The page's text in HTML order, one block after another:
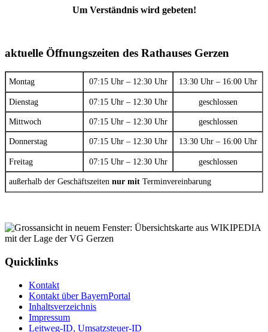
Um Verständnis wird gebeten!
aktuelle Öffnungszeiten des Rathauses Gerzen
Montag 07:15 Uhr – 12:30 Uhr 13:30 Uhr – 16:00 Uhr
Dienstag 07:15 Uhr – 12:30 Uhr geschlossen
Mittwoch 07:15 Uhr – 12:30 Uhr geschlossen
Donnerstag 07:15 Uhr – 12:30 Uhr 13:30 Uhr – 16:00 Uhr
Freitag 07:15 Uhr – 12:30 Uhr geschlossen
außerhalb der Geschäftszeiten nur mit Terminvereinbarung
Quicklinks
Kontakt
Kontakt über BayernPortal
Inhaltsverzeichnis
Impressum
Leitweg-ID, Umsatzsteuer-ID